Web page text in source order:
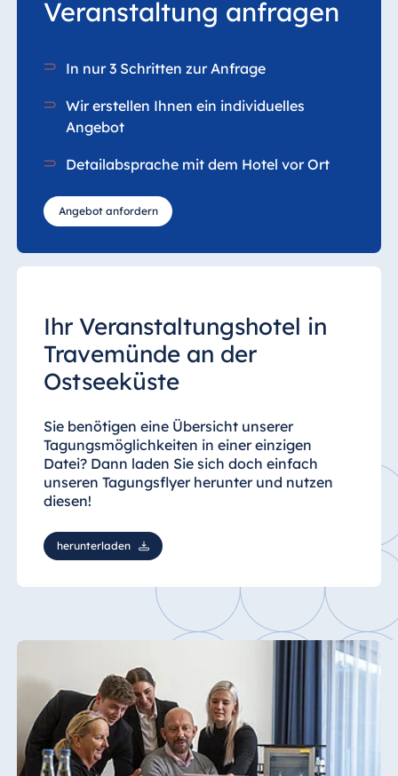
Veranstaltung anfragen
In nur 3 Schritten zur Anfrage
Wir erstellen Ihnen ein individuelles
Angebot
Detailabsprache mit dem Hotel vor Ort
Angebot anfordern
Ihr Veranstaltungshotel in
Travemünde an der
Ostseeküste
Sie benötigen eine Übersicht unserer
Tagungsmöglichkeiten in einer einzigen
Datei? Dann laden Sie sich doch einfach
unseren Tagungsflyer herunter und nutzen
diesen!
herunterladen